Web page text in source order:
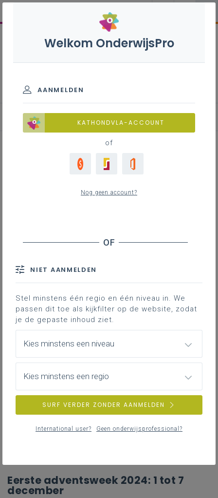
Uitwerking jaarthema Leeftocht -
2024 voor personeelsleden
Tweede adventsweek 2024: 7 tot 14 december
Derde adventsweek 2024: 15 tot 21 december
Vierde adventsweek 2024: 22 tot 25 december
Downloads
Ontdek de vier Adventsbundels 2024 voor
personeel van katholiek onderwijs
adventslezingen, feestdagenoverzichten
en reflectieteksten. Inclusief muziek-,
video- en poëzie-aanbevelingen om
samen de advents- en Kerstperiode te
Eerste adventsweek 2024: 1 tot 7
december
Welkom OnderwijsPro
AANMELDEN
KATHONDVLA-ACCOUNT
of
Nog geen account?
NIET AANMELDEN
Stel minstens één regio en één niveau in. We
passen dit toe als kijkfilter op de website, zodat
je de gepaste inhoud ziet.
Kies minstens een niveau
Kies minstens een regio
SURF VERDER ZONDER AANMELDEN
International user? Geen onderwijsprofessional?